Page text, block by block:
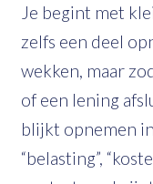
Je begint met
zelfs een deel
wekken, maar
of een lening
blijkt opnemen
“belasting”,